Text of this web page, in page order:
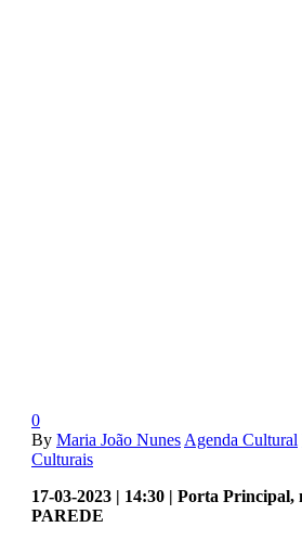
0
By Maria João Nunes Agenda Cultural
Culturais
17-03-2023 | 14:30 | Porta Principal,
PAREDE